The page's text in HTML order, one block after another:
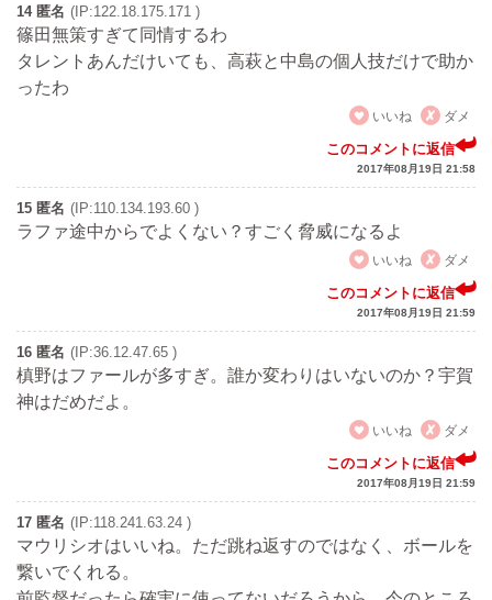
14 匿名 (IP:122.18.175.171 )
篠田無策すぎて同情するわ
タレントあんだけいても、高萩と中島の個人技だけで助か
ったわ
いいね
ダメ
このコメントに返信
2017年08月19日 21:58
15 匿名 (IP:110.134.193.60 )
ラファ途中からでよくない？すごく脅威になるよ
いいね
ダメ
このコメントに返信
2017年08月19日 21:59
16 匿名 (IP:36.12.47.65 )
槙野はファールが多すぎ。誰か変わりはいないのか？宇賀
神はだめだよ。
いいね
ダメ
このコメントに返信
2017年08月19日 21:59
17 匿名 (IP:118.241.63.24 )
マウリシオはいいね。ただ跳ね返すのではなく、ボールを
繋いでくれる。